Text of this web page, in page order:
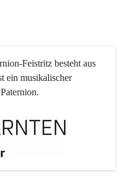
-Feistritz besteht aus
ein musikalischer
Paternion.